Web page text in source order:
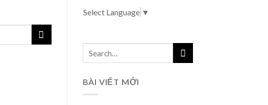
Select Language ▼
BÀI VIẾT MỚI